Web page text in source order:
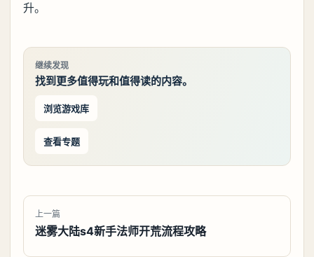
升。
继续发现
找到更多值得玩和值得读的内容。
浏览游戏库
查看专题
上一篇
迷雾大陆s4新手法师开荒流程攻略